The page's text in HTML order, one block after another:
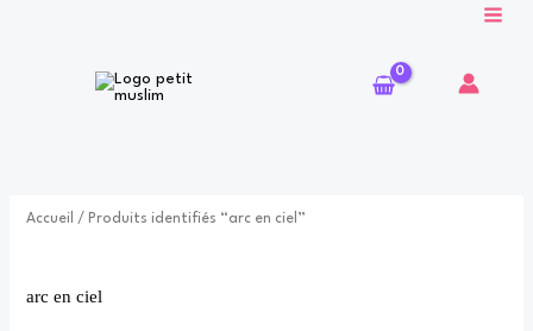
Accueil / Produits identifiés “arc en ciel”
arc en ciel